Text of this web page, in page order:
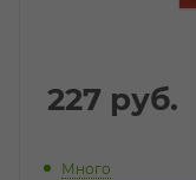
227 руб.
Много